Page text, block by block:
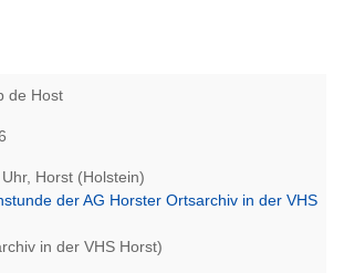
Horst (Holstein)
der AG Horster Ortsarchiv in der VHS
in der VHS Horst)